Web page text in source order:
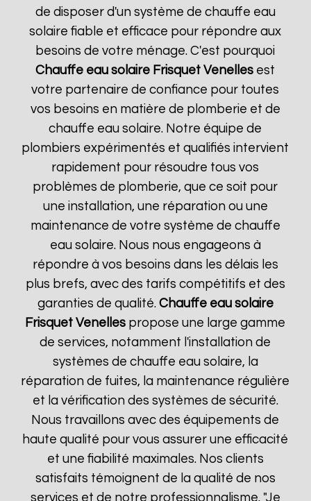
de disposer d'un système de chauffe eau
solaire fiable et efficace pour répondre aux
besoins de votre ménage. C'est pourquoi
Chauffe eau solaire Frisquet Venelles est
votre partenaire de confiance pour toutes
vos besoins en matière de plomberie et de
chauffe eau solaire. Notre équipe de
plombiers expérimentés et qualifiés intervient
rapidement pour résoudre tous vos
problèmes de plomberie, que ce soit pour
une installation, une réparation ou une
maintenance de votre système de chauffe
eau solaire. Nous nous engageons à
répondre à vos besoins dans les délais les
plus brefs, avec des tarifs compétitifs et des
garanties de qualité. Chauffe eau solaire
Frisquet Venelles propose une large gamme
de services, notamment l'installation de
systèmes de chauffe eau solaire, la
réparation de fuites, la maintenance régulière
et la vérification des systèmes de sécurité.
Nous travaillons avec des équipements de
haute qualité pour vous assurer une efficacité
et une fiabilité maximales. Nos clients
satisfaits témoignent de la qualité de nos
services et de notre professionnalisme. "Je